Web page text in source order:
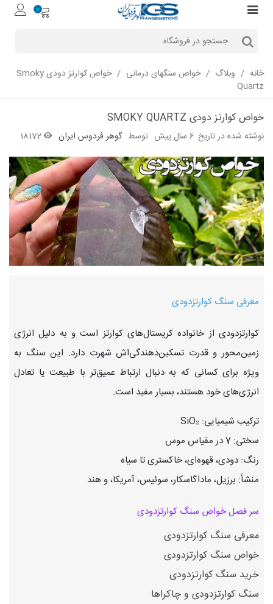
0
خانه / وبلاگ / خواص سنگهای درمانی /
خواص کوارتز دودی Smoky
Quartz
خواص کوارتز دودی SMOKY QUARTZ
نوشته شده در تاریخ 6 سال پیش توسط گوهر فردوس ایران 18172
معرفی سنگ کوارتزدودی
کوارتزدودی از خانواده کریستال‌های کوارتز است و به دلیل انرژی
زمین‌محور و قدرت تسکین‌دهندگی‌اش شهرت دارد. این سنگ به
ویژه برای کسانی که به دنبال ارتباط عمیق‌تر با طبیعت یا تعادل
انرژی‌های خود هستند، بسیار مفید است.
ترکیب شیمیایی: SiO₂
سختی: 7 در مقیاس موس
رنگ: دودی، قهوه‌ای، خاکستری تا سیاه
منشأ: برزیل، ماداگاسکار، سوئیس، آمریکا، و هند
سر فصل خواص سنگ کوارتزدودی
معرفی سنگ کوارتزدودی
خواص سنگ کوارتزدودی
خرید سنگ کوارتزدودی
سنگ کوارتزدودی و چاکراها